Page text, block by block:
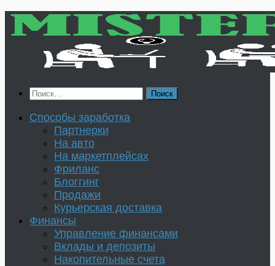
Перейти
Найти:
Способы заработка
Партнерки
На авто
На маркетплейсах
Фриланс
Блоггинг
Продажи
Курьерская доставка
Финансы
Управление финансами
Вклады и депозиты
Накопительные счета